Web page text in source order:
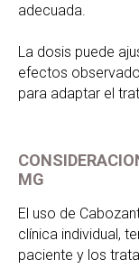
adecuada.
La dosis puede
efectos
para adaptar el
MG
El uso de
clínica individual,
paciente y los